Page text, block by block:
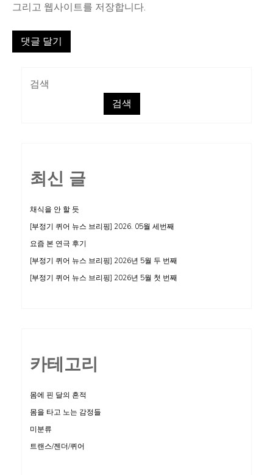
그리고 웹사이트를 저장합니다.
검색
검색
최신 글
채식을 안 할 듯
[부정기 퀴어 뉴스 브리핑] 2026. 05월 세번째
요즘 본 연극 후기
[부정기 퀴어 뉴스 브리핑] 2026년 5월 두 번째
[부정기 퀴어 뉴스 브리핑] 2026년 5월 첫 번째
카테고리
몸에 핀 달의 흔적
몸을 타고 노는 감정들
미분류
트랜스/젠더/퀴어